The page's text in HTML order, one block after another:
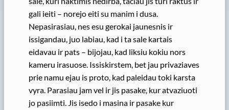
gali ieiti – norejo eiti su manim i dusa.
Nepasirasiau, nes esu gerokai jaunesnis ir
issigandau, juo labiau, kad i ta sale kartais
eidavau ir pats – bijojau, kad liksiu kokiu nors
kameru irasuose. Issiskirstem, bet jau privaziaves
prie namu ejau is proto, kad paleidau toki karsta
vyra. Parasiau jam vel ir jis pasake, kur atvaziuoti
jo pasiimti. Jis isedo i masina ir pasake kur